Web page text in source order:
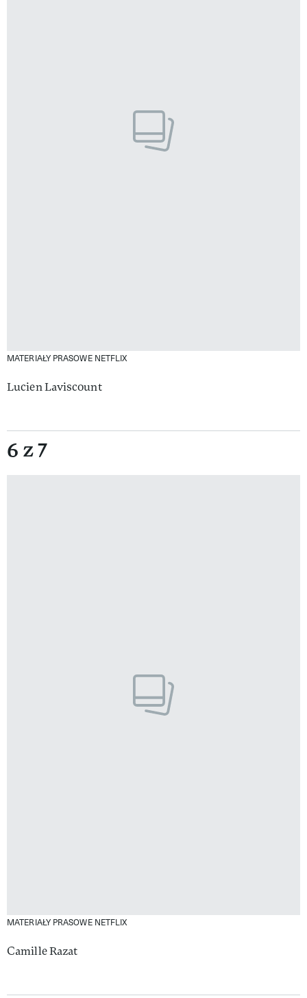
MATERIAŁY PRASOWE NETFLIX
Lucien Laviscount
6 z 7
MATERIAŁY PRASOWE NETFLIX
Camille Razat